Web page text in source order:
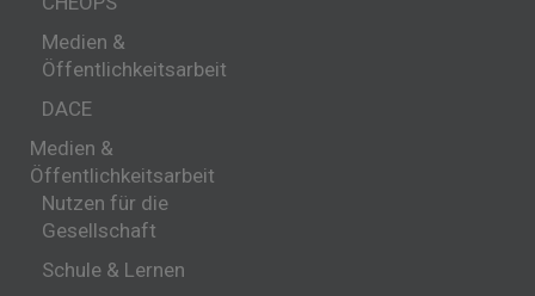
Medien &
Öffentlichkeitsarbeit
DACE
Medien &
Öffentlichkeitsarbeit
Nutzen für die
Gesellschaft
Schule & Lernen